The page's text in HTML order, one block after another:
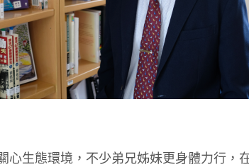
生態環境，不少弟兄姊妹更身體力行，